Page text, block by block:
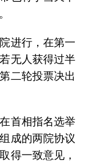
进行，在第一
无人获得过半
二轮投票决出
首相指名选举
成的两院协议
得一致意见，